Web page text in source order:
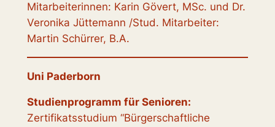
Mitarbeiterinnen: Karin Gövert, MSc. und Dr.
Veronika Jüttemann /Stud. Mitarbeiter:
Martin Schürrer, B.A.
Uni Paderborn
Studienprogramm für Senioren:
Zertifikatsstudium “Bürgerschaftliche